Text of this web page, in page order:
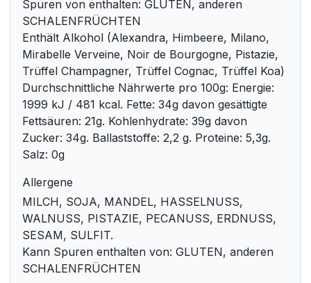
Spuren von enthalten: GLUTEN, anderen
SCHALENFRÜCHTEN
Enthält Alkohol (Alexandra, Himbeere, Milano,
Mirabelle Verveine, Noir de Bourgogne, Pistazie,
Trüffel Champagner, Trüffel Cognac, Trüffel Koa)
Durchschnittliche Nährwerte pro 100g: Energie:
1999 kJ / 481 kcal. Fette: 34g davon gesättigte
Fettsäuren: 21g. Kohlenhydrate: 39g davon
Zucker: 34g. Ballaststoffe: 2,2 g. Proteine: 5,3g.
Salz: 0g
Allergene
MILCH, SOJA, MANDEL, HASSELNUSS,
WALNUSS, PISTAZIE, PECANUSS, ERDNUSS,
SESAM, SULFIT.
Kann Spuren enthalten von: GLUTEN, anderen
SCHALENFRÜCHTEN